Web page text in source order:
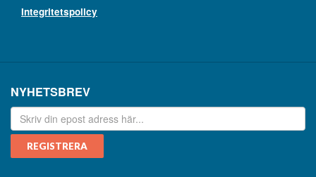
Integritetspolicy
NYHETSBREV